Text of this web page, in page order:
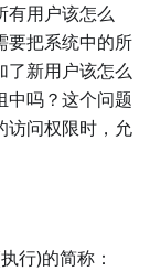
有用户该怎么
要把系统中的所
了新用户该怎么
中吗？这个问题
访问权限时，允
行)的简称：